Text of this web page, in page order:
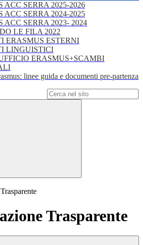
ACC SERRA 2025-2026
ACC SERRA 2024-2025
ACC SERRA 2023- 2024
LE FILA 2022
ERASMUS ESTERNI
LINGUISTICI
ERASMUS+SCAMBI
linee guida e documenti pre-partenza
Trasparente